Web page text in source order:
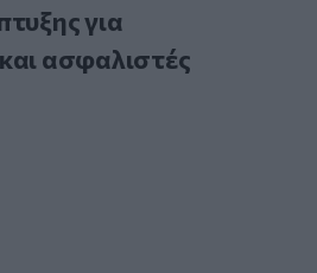
για
ασφαλιστές